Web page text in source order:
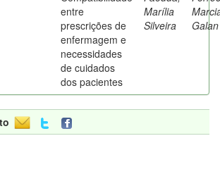
entre
prescrições de
enfermagem e
necessidades
de cuidados
dos pacientes
Marília
Silveira
Galan